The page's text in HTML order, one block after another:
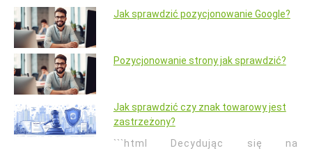
Jak sprawdzić pozycjonowanie Google?
Pozycjonowanie strony jak sprawdzić?
Jak sprawdzić czy znak towarowy jest
zastrzeżony?
```html Decydując się na